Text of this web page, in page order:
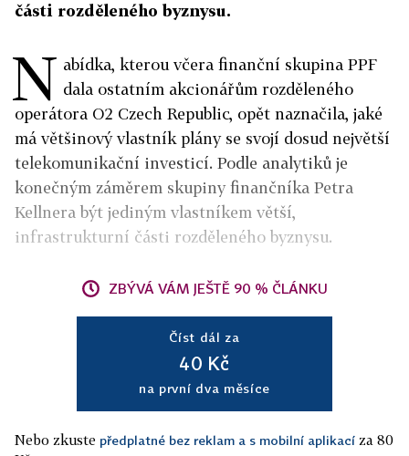
části rozděleného byznysu.
N abídka, kterou včera finan­ční skupina PPF
dala ostatním akcionářům rozděleného
operátora O2 Czech Republic, opět naznačila, jaké
má většinový vlastník plány se svojí dosud největší
telekomunikační investicí. Podle analytiků je
konečným záměrem skupiny finančníka Petra
Kellnera být jediným vlastníkem větší,
infrastrukturní části rozděleného byznysu.
ZBÝVÁ VÁM JEŠTĚ 90 % ČLÁNKU
Číst dál za
40 Kč
na první dva měsíce
Nebo zkuste předplatné bez reklam a s mobilní aplikací za 80